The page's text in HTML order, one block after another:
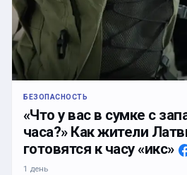
БЕЗОПАСНОСТЬ
«Что у вас в сумке с
часа?» Как жители
готовятся к часу «икс»
1 день